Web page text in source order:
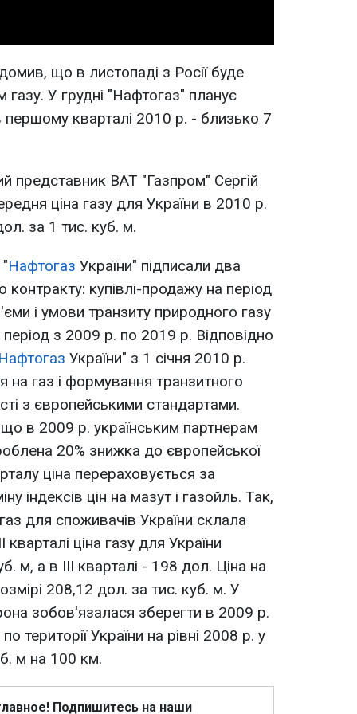
що в листопаді з Росії буде
У грудні "Нафтогаз" планує
кварталі 2010 р. - близько 7
представник ВАТ "Газпром" Сергій
ціна газу для України в 2010 р.
за 1 тис. куб. м.
"Нафтогаз України" підписали два
купівлі-продажу на період
і умови транзиту природного газу
з 2009 р. по 2019 р. Відповідно
України" з 1 січня 2010 р.
на газ і формування транзитного
з європейськими стандартами.
в 2009 р. українським партнерам
20% знижка до європейської
ціна перераховується за
індексів цін на мазут і газойль. Так,
для споживачів України склала
ціна газу для України
м, а в III кварталі - 198 дол. Ціна на
208,12 дол. за тис. куб. м. У
зобов'язалася зберегти в 2009 р.
території України на рівні 2008 р. у
м на 100 км.
Подпишитесь на наши